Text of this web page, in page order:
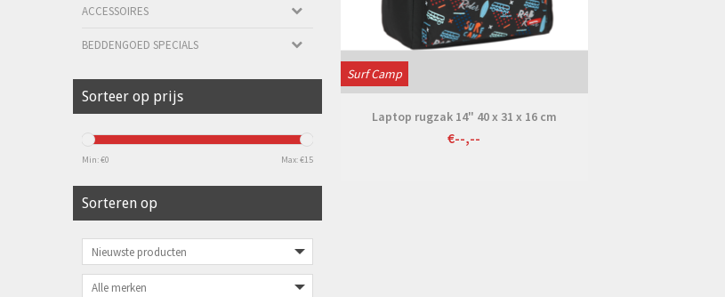
ACCESSOIRES
BEDDENGOED SPECIALS
Sorteer op prijs
Min: €0 Max: €15
Sorteren op
Surf Camp
Laptop rugzak 14" 40 x 31 x 16 cm
€--,--